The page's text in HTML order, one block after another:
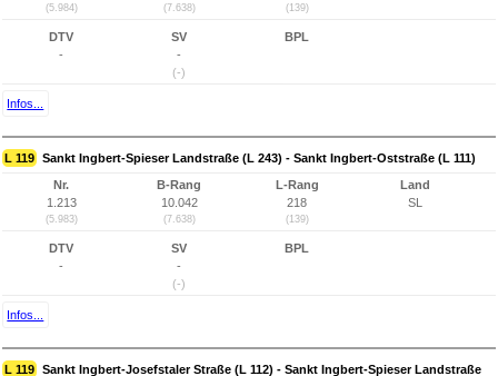
(5.984) (7.638) (139)
DTV
-
SV
-
(-)
BPL
Infos...
L 119 Sankt Ingbert-Spieser Landstraße (L 243) - Sankt Ingbert-Oststraße (L 111)
Nr.
1.213
(5.983)
B-Rang
10.042
(7.638)
L-Rang
218
(139)
Land
SL
DTV
-
SV
-
(-)
BPL
Infos...
L 119 Sankt Ingbert-Josefstaler Straße (L 112) - Sankt Ingbert-Spieser Landstraße